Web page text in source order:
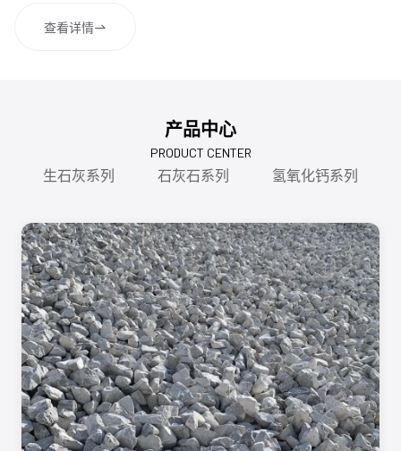
查看详情
产品中心
PRODUCT CENTER
生石灰系列 石灰石系列 氢氧化钙系列